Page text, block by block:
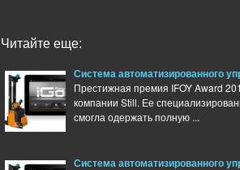
Читайте еще:
Система автоматизированного
Престижная премия IFOY Award
компании Still. Ее
смогла одержать полную ...
Система автоматизированного